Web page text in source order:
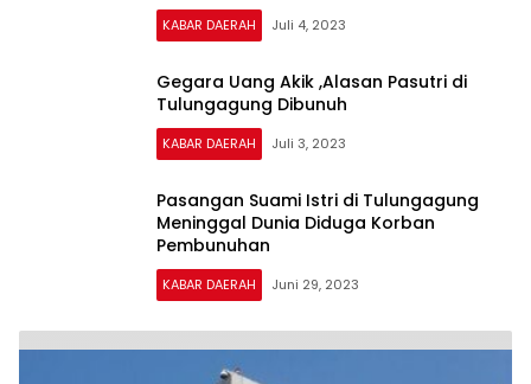
KABAR DAERAH Juli 4, 2023
Gegara Uang Akik ,Alasan Pasutri di
Tulungagung Dibunuh
KABAR DAERAH Juli 3, 2023
Pasangan Suami Istri di Tulungagung
Meninggal Dunia Diduga Korban
Pembunuhan
KABAR DAERAH Juni 29, 2023